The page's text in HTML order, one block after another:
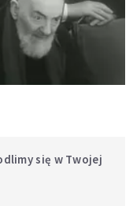
się w Twojej